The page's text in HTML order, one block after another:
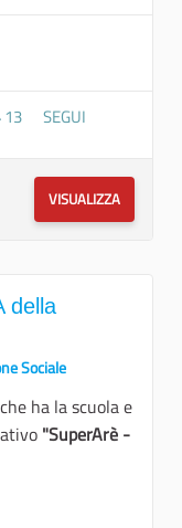
13 13 SOSTENITORI
SEGUI
VISUALIZZA
della
Sociale
ha la scuola e
"SuperArè -